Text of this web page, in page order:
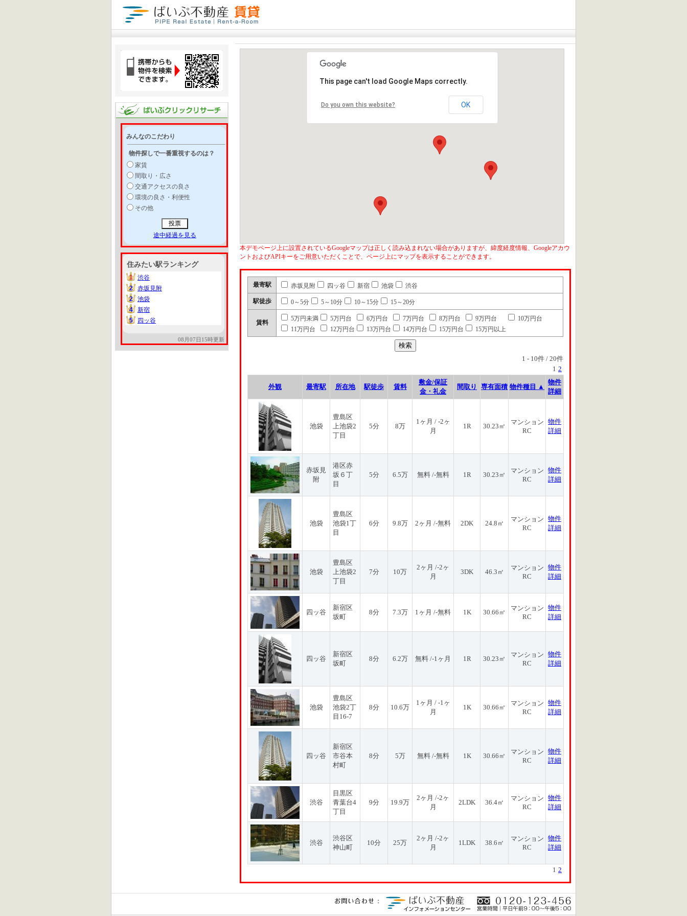
みんなのこだわり
物件探しで一番重視するのは？
家賃
間取り・広さ
交通アクセスの良さ
環境の良さ・利便性
その他
途中経過を見る
住みたい駅ランキング
1
1
渋谷
2
2
赤坂見附
2
2
池袋
4
4
新宿
5
5 四ッ谷
08月07日15時更新
This page can't load Google Maps correctly.
Do you own this website? OK
本デモページ上に設置されているGoogleマップは正しく読み込まれない場合がありますが、緯度経度情報、Googleアカウ
ントおよびAPIキーをご用意いただくことで、ページ上にマップを表示することができます。
最寄駅 赤坂見附 四ッ谷 新宿 池袋 渋谷
駅徒歩 0～5分 5～10分 10～15分 15～20分
賃料
5万円未満 5万円台 6万円台 7万円台 8万円台 9万円台
10万円台
11万円台
12万円台 13万円台 14万円台 15万円台 15万円以上
1 - 10件 / 20件
1 2
外観 最寄駅 所在地 駅徒歩 賃料
敷金/保証
金・礼金
間取り 専有面積 物件種目 ▲
物件
詳細
池袋
豊島区
上池袋2
丁目
5分 8万
1ヶ月 / -2ヶ
月
1R 30.23㎡
マンション
RC
物件
詳細
赤坂見
附
港区赤
坂６丁
目
5分 6.5万 無料 /-無料 1R 30.23㎡
マンション
RC
物件
詳細
池袋
豊島区
池袋1丁
目
6分 9.8万 2ヶ月 /-無料 2DK 24.8㎡
マンション
RC
物件
詳細
池袋
豊島区
上池袋2
丁目
7分 10万
2ヶ月 /-2ヶ
月
3DK 46.3㎡
マンション
RC
物件
詳細
四ッ谷
新宿区
坂町
8分 7.3万 1ヶ月 /-無料 1K 30.66㎡
マンション
RC
物件
詳細
四ッ谷
新宿区
坂町
8分 6.2万 無料 /-1ヶ月 1R 30.23㎡
マンション
RC
物件
詳細
池袋
豊島区
池袋2丁
目16-7
8分 10.6万
1ヶ月 / -1ヶ
月
1K 30.66㎡
マンション
RC
物件
詳細
四ッ谷
新宿区
市谷本
村町
8分 5万 無料 /-無料 1K 30.66㎡
マンション
RC
物件
詳細
渋谷
目黒区
青葉台4
丁目
9分 19.9万
2ヶ月 /-2ヶ
月
2LDK 36.4㎡
マンション
RC
物件
詳細
渋谷
渋谷区
神山町
10分 25万
2ヶ月 /-2ヶ
月
1LDK 38.6㎡
マンション
RC
物件
詳細
1 2